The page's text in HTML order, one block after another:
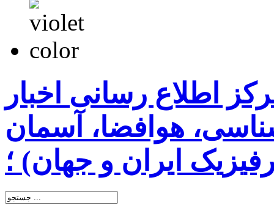
اطلاع رسانی اخبار
هوافضا، آسمان
ایران و جهان) ؛